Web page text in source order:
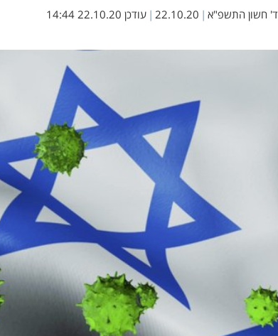
ד' חשון התשפ"א |
22.10.20
| עודכן 22.10.20 14:44